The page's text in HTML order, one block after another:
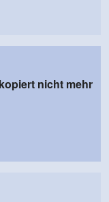
nicht mehr